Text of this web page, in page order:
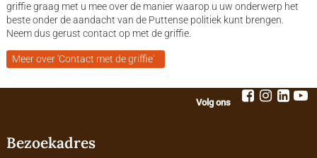
griffie graag met u mee over de manier waarop u uw onderwerp het
beste onder de aandacht van de Puttense politiek kunt brengen.
Neem dus gerust contact op met de griffie.
Meer over 'Contact met de griffie'
Volg ons
Bezoekadres